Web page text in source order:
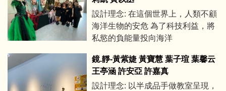
設計理念: 在這個世界上，人類不顧
海洋生物的安危 為了科技利益，將
私慾的負能量投向海洋
鏡.靜-黃紫婕 黃寶慧 葉子瑄 葉馨云
王亭涵 許安亞 許嘉真
設計理念: 以半成品手做教室呈現，